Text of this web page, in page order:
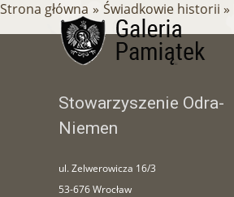
Przejdź
do
Strona główna Świadkowie historii
Stowarzyszenie Odra-
Niemen
ul. Zelwerowicza 16/3
53-676 Wrocław